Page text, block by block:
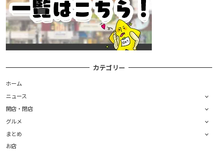
カテゴリー
ホーム
ニュース
開店・閉店
グルメ
まとめ
お店